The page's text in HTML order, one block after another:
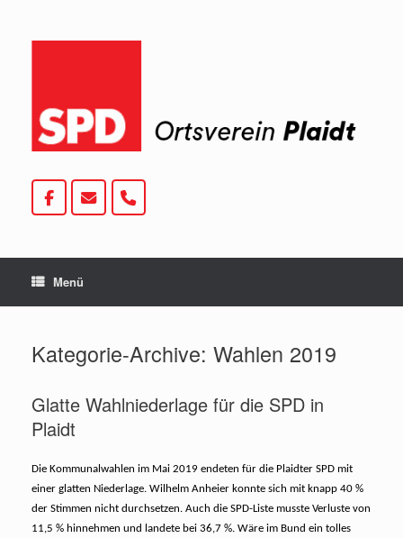
springen
Menü
Kategorie-Archive: Wahlen 2019
Glatte Wahlniederlage für die SPD in
Plaidt
Die Kommunalwahlen im Mai 2019 endeten für die Plaidter SPD mit
einer glatten Niederlage. Wilhelm Anheier konnte sich mit knapp 40 %
der Stimmen nicht durchsetzen. Auch die SPD-Liste musste Verluste von
11,5 % hinnehmen und landete bei 36,7 %. Wäre im Bund ein tolles